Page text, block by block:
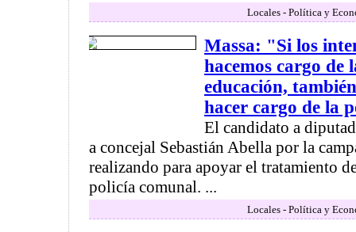
Locales - Política y
Massa: "Si los
hacemos cargo de
educación,
hacer cargo de la
El candidato a
a concejal Sebastián Abella por la
realizando para apoyar el tratamiento
policía comunal. ...
Locales - Política y